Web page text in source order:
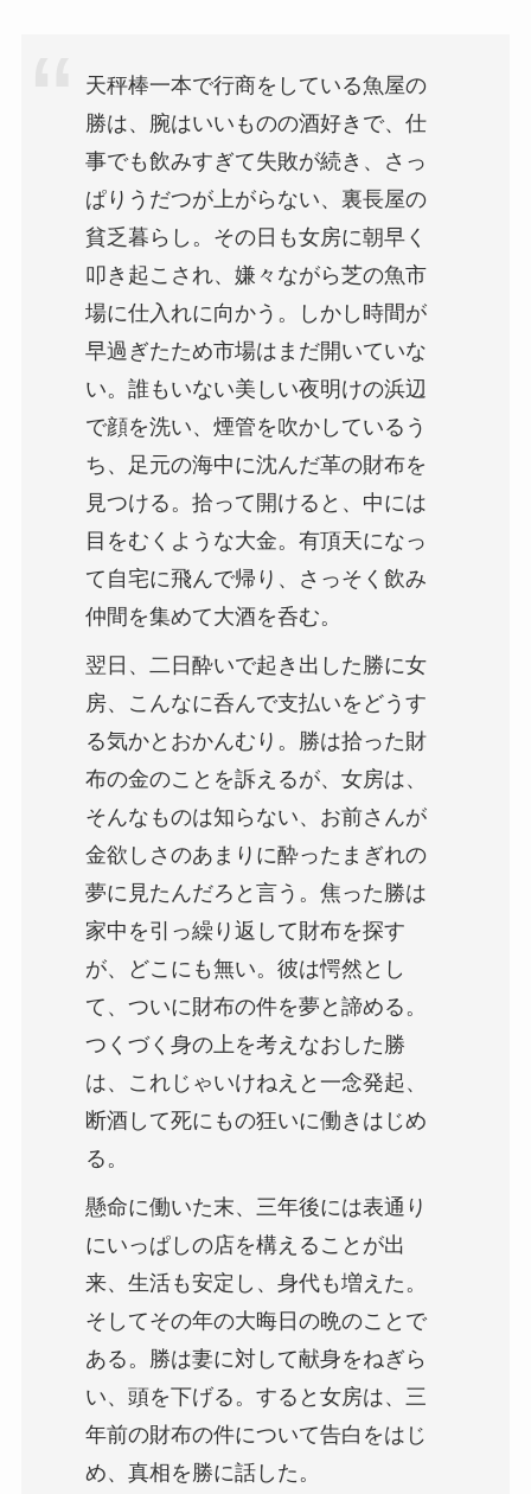
天秤棒一本で行商をしている魚屋の
勝は、腕はいいものの酒好きで、仕
事でも飲みすぎて失敗が続き、さっ
ぱりうだつが上がらない、裏長屋の
貧乏暮らし。その日も女房に朝早く
叩き起こされ、嫌々ながら芝の魚市
場に仕入れに向かう。しかし時間が
早過ぎたため市場はまだ開いていな
い。誰もいない美しい夜明けの浜辺
で顔を洗い、煙管を吹かしているう
ち、足元の海中に沈んだ革の財布を
見つける。拾って開けると、中には
目をむくような大金。有頂天になっ
て自宅に飛んで帰り、さっそく飲み
仲間を集めて大酒を呑む。
翌日、二日酔いで起き出した勝に女
房、こんなに呑んで支払いをどうす
る気かとおかんむり。勝は拾った財
布の金のことを訴えるが、女房は、
そんなものは知らない、お前さんが
金欲しさのあまりに酔ったまぎれの
夢に見たんだろと言う。焦った勝は
家中を引っ繰り返して財布を探す
が、どこにも無い。彼は愕然とし
て、ついに財布の件を夢と諦める。
つくづく身の上を考えなおした勝
は、これじゃいけねえと一念発起、
断酒して死にもの狂いに働きはじめ
る。
懸命に働いた末、三年後には表通り
にいっぱしの店を構えることが出
来、生活も安定し、身代も増えた。
そしてその年の大晦日の晩のことで
ある。勝は妻に対して献身をねぎら
い、頭を下げる。すると女房は、三
年前の財布の件について告白をはじ
め、真相を勝に話した。